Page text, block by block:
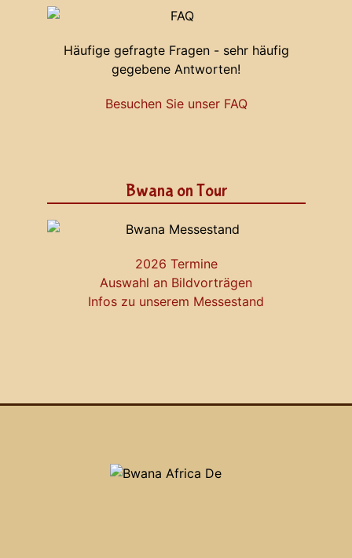
Häufige gefragte Fragen - sehr häufig
gegebene Antworten!
Besuchen Sie unser FAQ
Bwana on Tour
2026 Termine
Auswahl an Bildvorträgen
Infos zu unserem Messestand